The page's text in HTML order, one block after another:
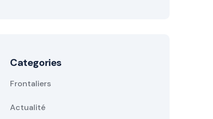
Categories
Frontaliers
Actualité